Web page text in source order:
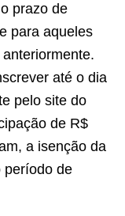
prazo de
para aqueles
até o dia
pelo site do
de R$
a isenção da
período de